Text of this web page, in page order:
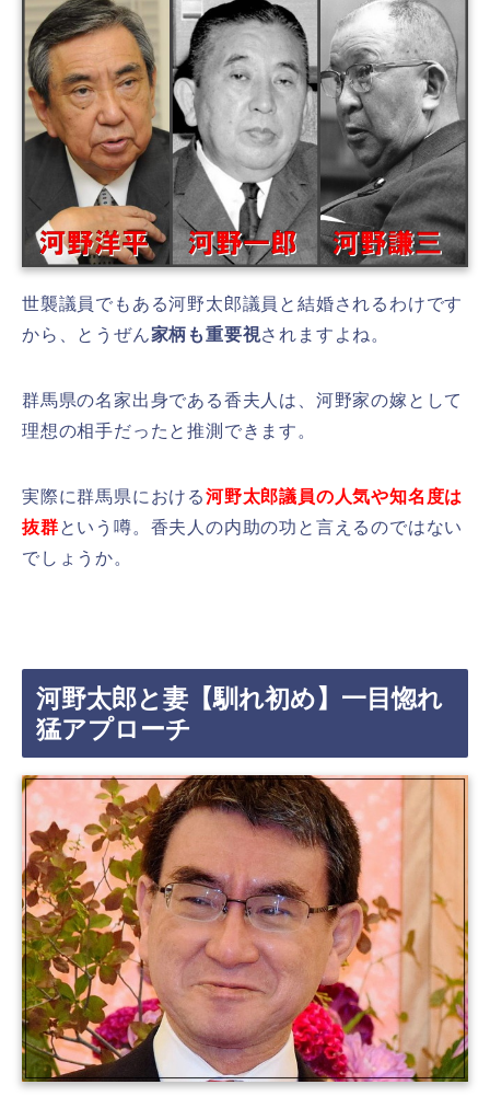
世襲議員でもある河野太郎議員と結婚されるわけです
から、とうぜん家柄も重要視されますよね。
群馬県の名家出身である香夫人は、河野家の嫁として
理想の相手だったと推測できます。
実際に群馬県における河野太郎議員の人気や知名度は
抜群という噂。香夫人の内助の功と言えるのではない
でしょうか。
河野太郎と妻【馴れ初め】一目惚れ
猛アプローチ